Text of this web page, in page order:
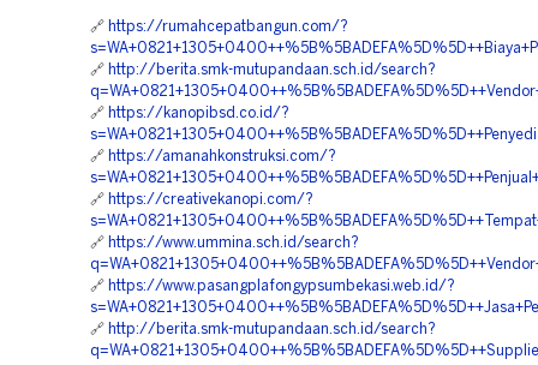
🔗 https://rumahcepatbangun.com/?
🔗 http://berita.smk-mutupandaan.sch.id/search?
🔗 https://kanopibsd.co.id/?
🔗 https://amanahkonstruksi.com/?
🔗 https://creativekanopi.com/?
🔗 https://www.ummina.sch.id/search?
🔗 https://www.pasangplafongypsumbekasi.web.id/?
🔗 http://berita.smk-mutupandaan.sch.id/search?